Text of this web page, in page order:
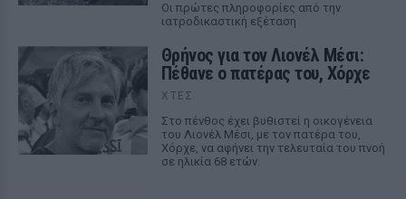
Οι πρώτες πληροφορίες από την
ιατροδικαστική εξέταση
Θρήνος για τον Λιονέλ Μέσι:
Πέθανε ο πατέρας του, Χόρχε
ΧΤΕΣ
Στο πένθος έχει βυθιστεί η οικογένεια
του Λιονέλ Μέσι, με τον πατέρα του,
Χόρχε, να αφήνει την τελευταία του πνοή
σε ηλικία 68 ετών.